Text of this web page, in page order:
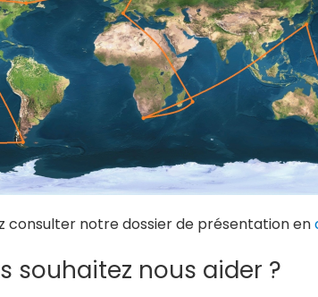
consulter notre dossier de présentation en
souhaitez nous aider ?